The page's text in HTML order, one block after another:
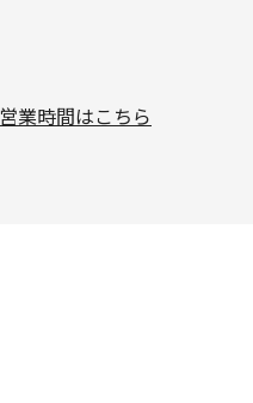
営業時間はこちら